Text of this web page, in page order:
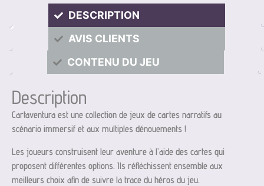
DESCRIPTION
AVIS CLIENTS
CONTENU DU JEU
Description
Cartaventura est une collection de jeux de cartes narratifs au
scénario immersif et aux multiples dénouements !
Les joueurs construisent leur aventure à l’aide des cartes qui
proposent différentes options. Ils réfléchissent ensemble aux
meilleurs choix afin de suivre la trace du héros du jeu.